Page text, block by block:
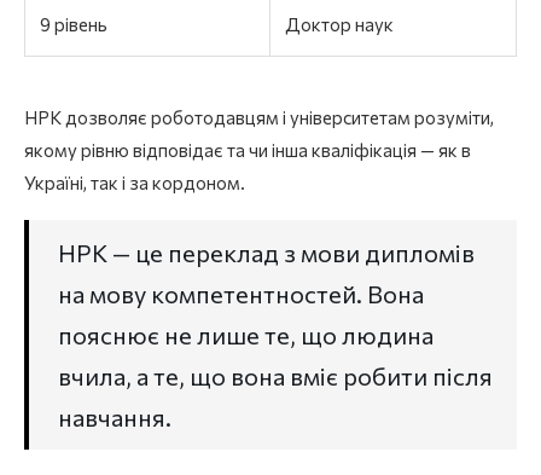
9 рівень Доктор наук
НРК дозволяє роботодавцям і університетам розуміти,
якому рівню відповідає та чи інша кваліфікація — як в
Україні, так і за кордоном.
НРК — це переклад з мови дипломів
на мову компетентностей. Вона
пояснює не лише те, що людина
вчила, а те, що вона вміє робити після
навчання.